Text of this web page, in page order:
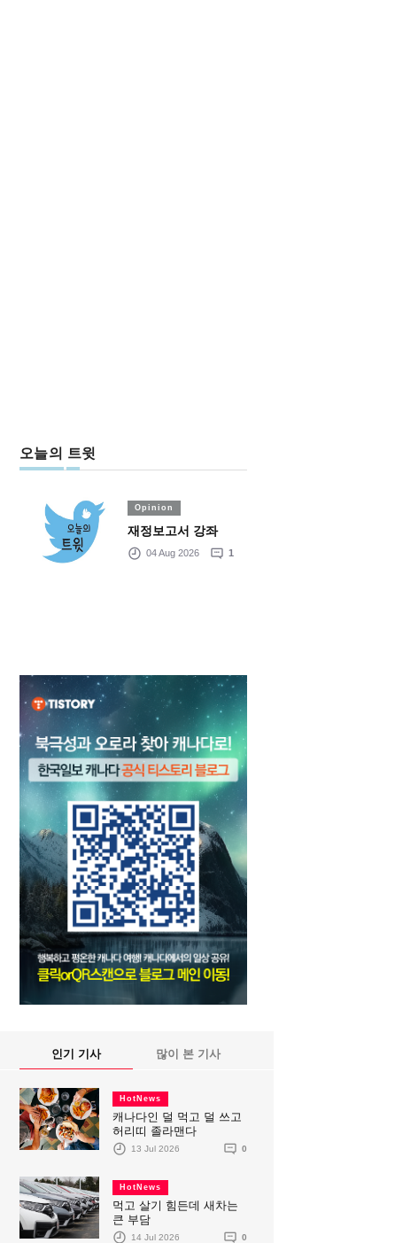
오늘의 트윗
Opinion
재정보고서 강좌
04 Aug 2026 1
인기 기사 많이 본 기사
HotNews
캐나다인 덜 먹고 덜 쓰고
허리띠 졸라맨다
13 Jul 2026 0
HotNews
먹고 살기 힘든데 새차는
큰 부담
14 Jul 2026 0